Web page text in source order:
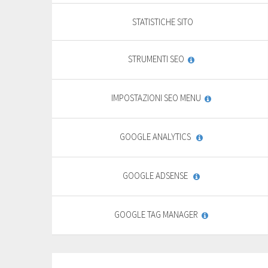
General
9, 69
PURCHASE
STATISTICHE SITO
STRUMENTI SEO
IMPOSTAZIONI SEO MENU
GOOGLE ANALYTICS
GOOGLE ADSENSE
GOOGLE TAG MANAGER